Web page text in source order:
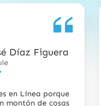
Díaz Figuera
en Línea porque
montón de cosas